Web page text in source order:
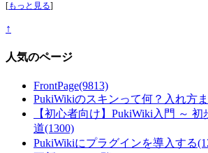
[もっと見る]
↑
人気のページ
FrontPage(9813)
PukiWikiのスキンって何？入れ方
【初心者向け】PukiWiki入門 ～
道(1300)
PukiWikiにプラグインを導入する